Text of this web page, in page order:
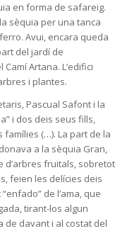
en forma de safareig.
sèquia per una tanca
Avui, encara queda
del jardí de
Artana. L’edifici
i plantes.
Pascual Safont i la
i dos deis seus fills,
(…). La part de la
a la sèquia Gran,
d’arbres fruitals, sobretot
feien les delícies deis
de l’ama, que
tirant-los algun
de davant i al costat del